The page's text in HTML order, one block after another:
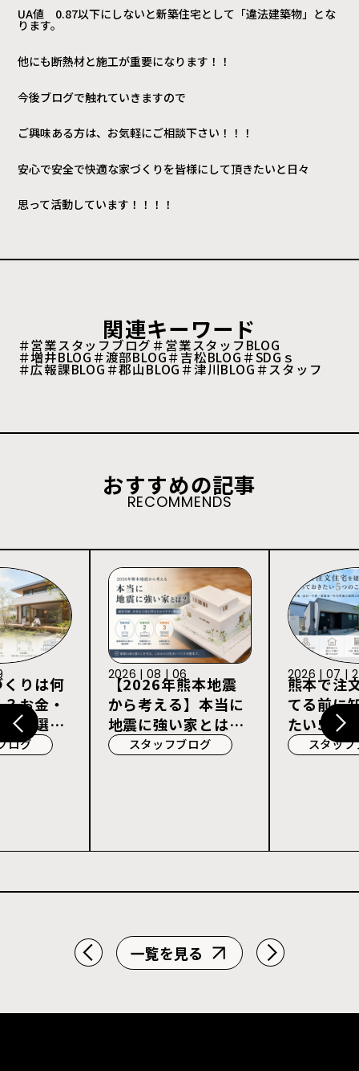
UA値 0.87以下にしないと新築住宅として「違法建築物」とな
ります。
他にも断熱材と施工が重要になります！！
今後ブログで触れていきますので
ご興味ある方は、お気軽にご相談下さい！！！
安心で安全で快適な家づくりを皆様にして頂きたいと日々
思って活動しています！！！！
関連キーワード
＃営業スタッフブログ＃営業スタッフBLOG
＃増井BLOG＃渡部BLOG＃吉松BLOG＃SDGｓ
＃広報課BLOG＃郡山BLOG＃津川BLOG＃スタッフ
おすすめの記事
RECOMMENDS
りは何
お金・
社選び
ログ
【2026年熊本地震
から考える】本当に
地震に強い家とは？
耐震等級3・許容応
スタッフブログ
2026 | 08 | 06
熊本で注
てる前に
たい5つ
スタッ
2026 | 07 |
一覧を見る